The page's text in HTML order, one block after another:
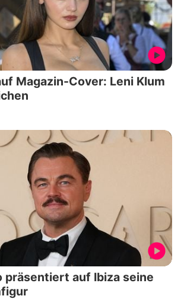
Magazin-Cover: Leni Klum
präsentiert auf Ibiza seine